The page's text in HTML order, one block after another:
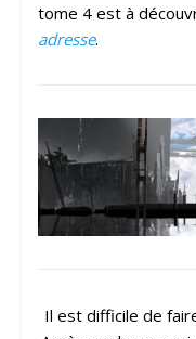
tome 4 est à
adresse.
Il est difficile de